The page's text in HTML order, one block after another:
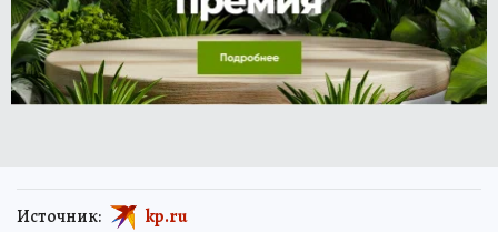
Источник: kp.ru